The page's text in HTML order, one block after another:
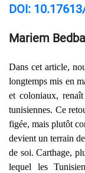
DOI:
Mariem
Dans cet article,
longtemps mis en
et coloniaux,
tunisiennes. Ce
figée, mais plutôt
devient un terrain
de soi. Carthage,
lequel les